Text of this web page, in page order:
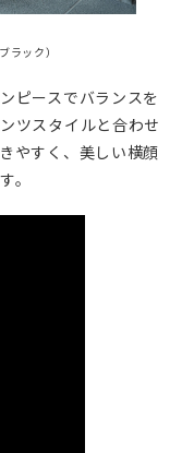
ック）
ピースでバランスを
ツスタイルと合わせ
やすく、美しい横顔
。